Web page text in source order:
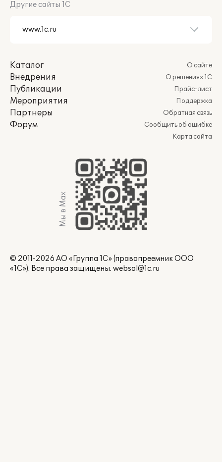
Другие сайты 1С
Каталог
Внедрения
Публикации
Мероприятия
Партнеры
Форум
О сайте
О решениях 1С
Прайс-лист
Поддержка
Обратная связь
Сообщить об ошибке
Карта сайта
Мы в Max
© 2011-2026 АО «Группа 1С» (правопреемник ООО
«1С»). Все права защищены. websol@1c.ru